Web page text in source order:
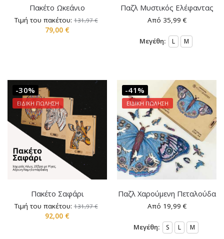
Πακέτο Ωκεάνιο
Τιμή του πακέτου:131,97€
79,00 €
Παζλ Μυστικός Ελέφαντας
Από 35,99€
Μεγέθη: L M
-30%
ΕΙΔΙΚΗ ΠΩΛΗΣΗ
Πακέτο Σαφάρι
Τιμή του πακέτου:131,97€
92,00 €
-41%
ΕΙΔΙΚΗ ΠΩΛΗΣΗ
Παζλ Χαρούμενη Πεταλούδα
Από 19,99€
Μεγέθη: S L M